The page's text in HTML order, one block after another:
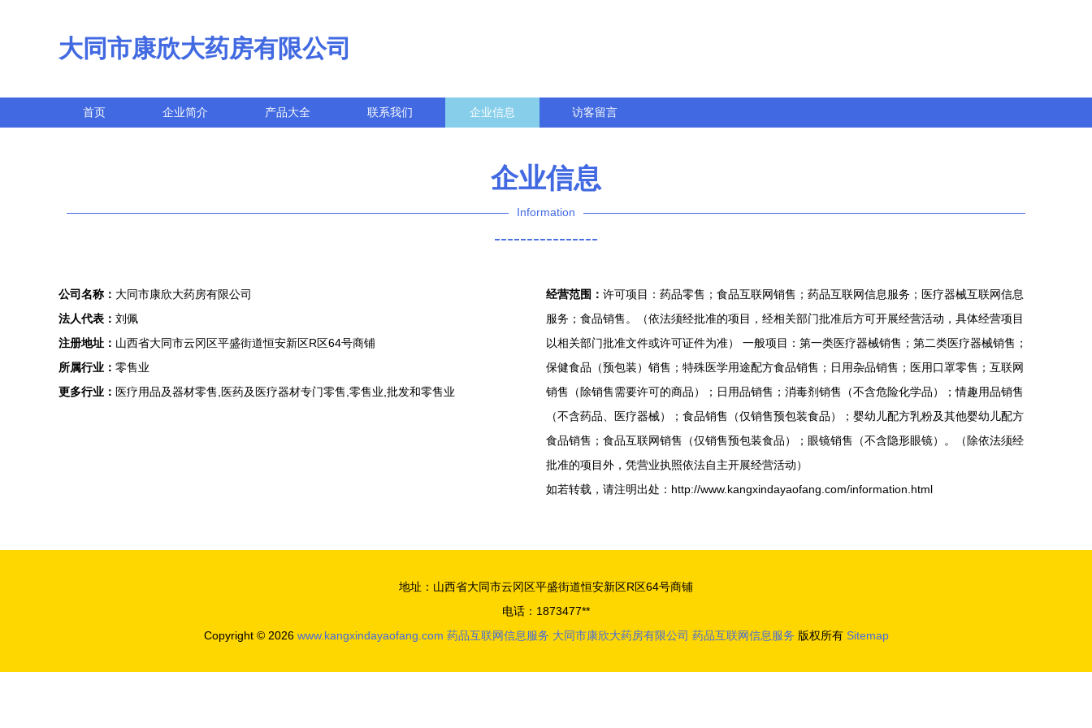
大同市康欣大药房有限公司
首页 企业简介 产品大全 联系我们 企业信息 访客留言
企业信息
Information
----------------
公司名称： 大同市康欣大药房有限公司
法人代表： 刘佩
注册地址： 山西省大同市云冈区平盛街道恒安新区R区64号商铺
所属行业： 零售业
更多行业： 医疗用品及器材零售,医药及医疗器材专门零售,零售业,批发和零售业
经营范围： 许可项目：药品零售；食品互联网销售；药品互联网信息服务；医疗器械互联网信息
服务；食品销售。（依法须经批准的项目，经相关部门批准后方可开展经营活动，具体经营项目
以相关部门批准文件或许可证件为准） 一般项目：第一类医疗器械销售；第二类医疗器械销售；
保健食品（预包装）销售；特殊医学用途配方食品销售；日用杂品销售；医用口罩零售；互联网
销售（除销售需要许可的商品）；日用品销售；消毒剂销售（不含危险化学品）；情趣用品销售
（不含药品、医疗器械）；食品销售（仅销售预包装食品）；婴幼儿配方乳粉及其他婴幼儿配方
食品销售；食品互联网销售（仅销售预包装食品）；眼镜销售（不含隐形眼镜）。（除依法须经
批准的项目外，凭营业执照依法自主开展经营活动）
如若转载，请注明出处：http://www.kangxindayaofang.com/information.html
地址：山西省大同市云冈区平盛街道恒安新区R区64号商铺
电话：1873477**
Copyright © 2026 www.kangxindayaofang.com 药品互联网信息服务 大同市康欣大药房有限公司 药品互联网信息服务 版权所有 Sitemap